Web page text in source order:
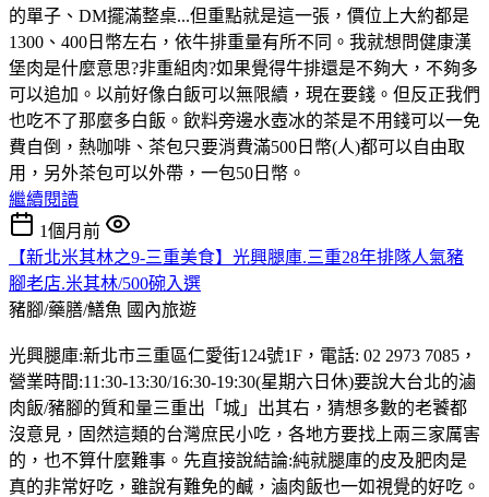
的單子、DM擺滿整桌...但重點就是這一張，價位上大約都是
1300、400日幣左右，依牛排重量有所不同。我就想問健康漢
堡肉是什麼意思?非重組肉?如果覺得牛排還是不夠大，不夠多
可以追加。以前好像白飯可以無限續，現在要錢。但反正我們
也吃不了那麼多白飯。飲料旁邊水壺冰的茶是不用錢可以一免
費自倒，熱咖啡、茶包只要消費滿500日幣(人)都可以自由取
用，另外茶包可以外帶，一包50日幣。
繼續閱讀
1個月前
【新北米其林之9-三重美食】光興腿庫.三重28年排隊人氣豬
腳老店.米其林/500碗入選
豬腳/藥膳/鱔魚 國內旅遊
光興腿庫:新北市三重區仁愛街124號1F，電話: 02 2973 7085，
營業時間:11:30-13:30/16:30-19:30(星期六日休)要說大台北的滷
肉飯/豬腳的質和量三重出「城」出其右，猜想多數的老饕都
沒意見，固然這類的台灣庶民小吃，各地方要找上兩三家厲害
的，也不算什麼難事。先直接說結論:純就腿庫的皮及肥肉是
真的非常好吃，雖說有難免的鹹，滷肉飯也一如視覺的好吃。